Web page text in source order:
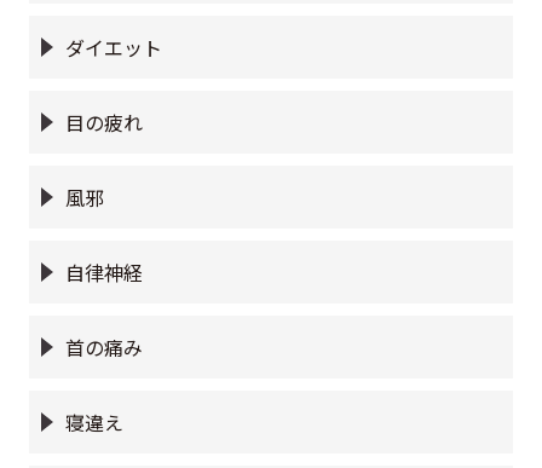
ダイエット
目の疲れ
風邪
自律神経
首の痛み
寝違え